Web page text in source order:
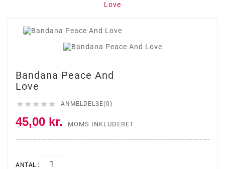
Love
Bandana Peace And
Love
     ANMELDELSE(0)
45,00 kr. MOMS INKLUDERET
ANTAL :